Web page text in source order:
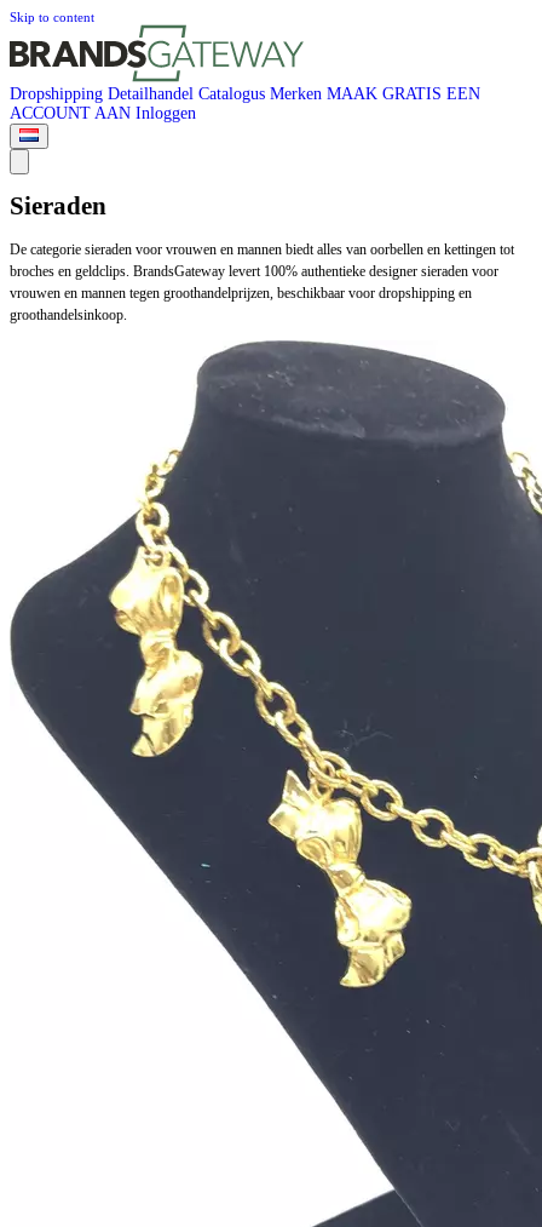
Skip to content
Dropshipping Detailhandel Catalogus Merken MAAK GRATIS EEN
ACCOUNT AAN Inloggen
Sieraden
De categorie sieraden voor vrouwen en mannen biedt alles van oorbellen en kettingen tot
broches en geldclips. BrandsGateway levert 100% authentieke designer sieraden voor
vrouwen en mannen tegen groothandelprijzen, beschikbaar voor dropshipping en
groothandelsinkoop.